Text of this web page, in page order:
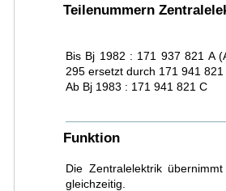
Teilenummern
Bis Bj 1982 : 171 937 821 A
295 ersetzt durch 171 941 821
Ab Bj 1983 : 171 941 821 C
Funktion
Die Zentralelektrik
gleichzeitig.